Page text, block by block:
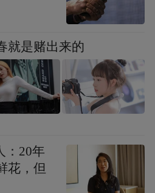
刘健在接受采访时表
有些孩子的骨密度偏
饮食习惯有关。我们
帮助家长及早关注孩子
就是赌出来的
：20年
花，但